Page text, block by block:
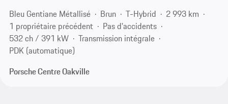
Bleu Gentiane Métallisé
Brun T-Hybrid
2 993 km
1 propriétaire précédent
Pas d'accidents
532 ch / 391 kW
Transmission intégrale
PDK (automatique)
Porsche Centre Oakville